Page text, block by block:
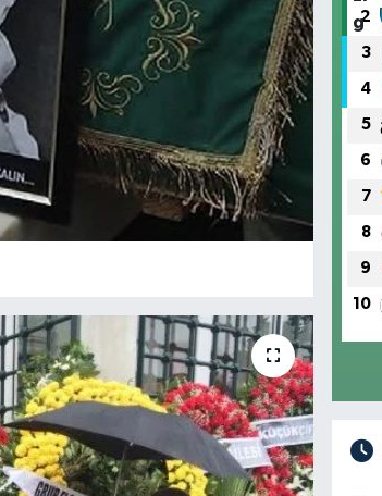
2
3
4
5
6
7
8
9
10